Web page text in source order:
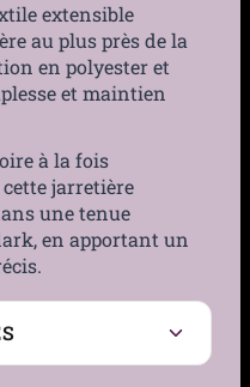
extensible
au plus près de la
en polyester et
et maintien
à la fois
jarretière
une tenue
en apportant un